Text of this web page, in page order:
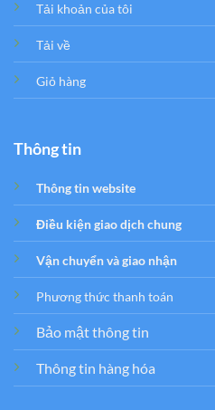
Tải khoản của tôi
Tải về
Giỏ hàng
Thông tin
Thông tin website
Điều kiện giao dịch chung
Vận chuyển và giao nhận
Phương thức thanh toán
Bảo mật thông tin
Thông tin hàng hóa